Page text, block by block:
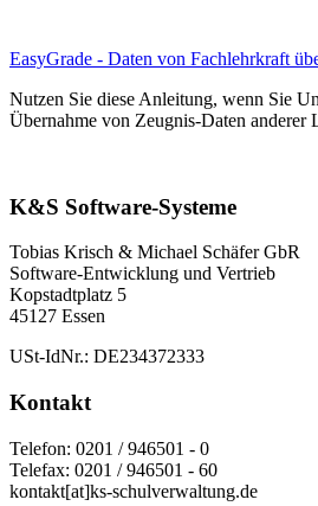
EasyGrade - Daten von Fachlehrkraft
Nutzen Sie diese Anleitung, wenn Sie
Übernahme von Zeugnis-Daten anderer
K&S Software-Systeme
Tobias Krisch & Michael Schäfer GbR
Software-Entwicklung und Vertrieb
Kopstadtplatz 5
45127 Essen
USt-IdNr.: DE234372333
Kontakt
Telefon: 0201 / 946501 - 0
Telefax: 0201 / 946501 - 60
kontakt[at]ks-schulverwaltung.de